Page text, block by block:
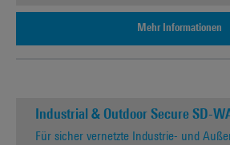
Mehr Informationen
Industrial & Outdoor Secure SD-
Für sicher vernetzte Industrie- und